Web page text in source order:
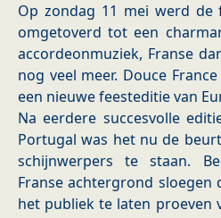
Op zondag 11 mei werd de
omgetoverd tot een
accordeonmuziek, Franse
nog veel meer. Douce
een nieuwe feesteditie van
Na eerdere succesvolle
Portugal was het nu de
schijnwerpers te staan.
Franse achtergrond sloegen
het publiek te laten proeven